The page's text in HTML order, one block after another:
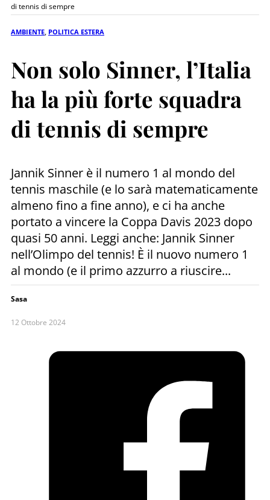
di tennis di sempre
AMBIENTE POLITICA ESTERA
Non solo Sinner, l’Italia
ha la più forte squadra
di tennis di sempre
Jannik Sinner è il numero 1 al mondo del
tennis maschile (e lo sarà matematicamente
almeno fino a fine anno), e ci ha anche
portato a vincere la Coppa Davis 2023 dopo
quasi 50 anni. Leggi anche: Jannik Sinner
nell’Olimpo del tennis! È il nuovo numero 1
al mondo (e il primo azzurro a riuscire...
Sasa
12 Ottobre 2024